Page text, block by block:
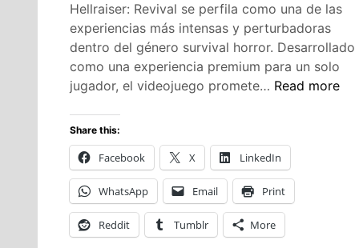
Hellraiser: Revival se perfila como una de las
experiencias más intensas y perturbadoras
dentro del género survival horror. Desarrollado
como una experiencia premium para un solo
jugador, el videojuego promete… Hellraiser:
Un
descenso
visceral
al
horror
de
Read more
Share this:
Facebook X LinkedIn
WhatsApp Email Print
Reddit Tumblr More